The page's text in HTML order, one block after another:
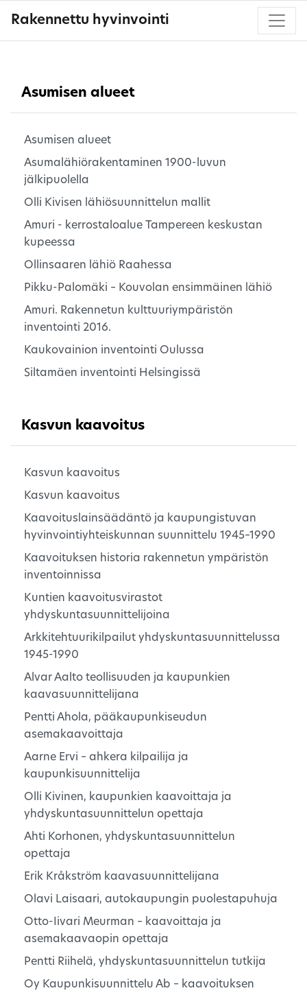
Rakennettu hyvinvointi
Asumisen alueet
Asumisen alueet
Asumalähiörakentaminen 1900-luvun
jälkipuolella
Olli Kivisen lähiösuunnittelun mallit
Amuri - kerrostaloalue Tampereen keskustan
kupeessa
Ollinsaaren lähiö Raahessa
Pikku-Palomäki – Kouvolan ensimmäinen lähiö
Amuri. Rakennetun kulttuuriympäristön
inventointi 2016.
Kaukovainion inventointi Oulussa
Siltamäen inventointi Helsingissä
Kasvun kaavoitus
Kasvun kaavoitus
Kasvun kaavoitus
Kaavoituslainsäädäntö ja kaupungistuvan
hyvinvointiyhteiskunnan suunnittelu 1945–1990
Kaavoituksen historia rakennetun ympäristön
inventoinnissa
Kuntien kaavoitusvirastot
yhdyskuntasuunnittelijoina
Arkkitehtuurikilpailut yhdyskuntasuunnittelussa
1945-1990
Alvar Aalto teollisuuden ja kaupunkien
kaavasuunnittelijana
Pentti Ahola, pääkaupunkiseudun
asemakaavoittaja
Aarne Ervi – ahkera kilpailija ja
kaupunkisuunnittelija
Olli Kivinen, kaupunkien kaavoittaja ja
yhdyskuntasuunnittelun opettaja
Ahti Korhonen, yhdyskuntasuunnittelun
opettaja
Erik Kråkström kaavasuunnittelijana
Olavi Laisaari, autokaupungin puolestapuhuja
Otto-Iivari Meurman – kaavoittaja ja
asemakaavaopin opettaja
Pentti Riihelä, yhdyskuntasuunnittelun tutkija
Oy Kaupunkisuunnittelu Ab – kaavoituksen